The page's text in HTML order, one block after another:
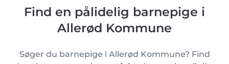
Find en pålidelig barnepige i
Allerød Kommune
Søger du barnepige i Allerød Kommune? Find